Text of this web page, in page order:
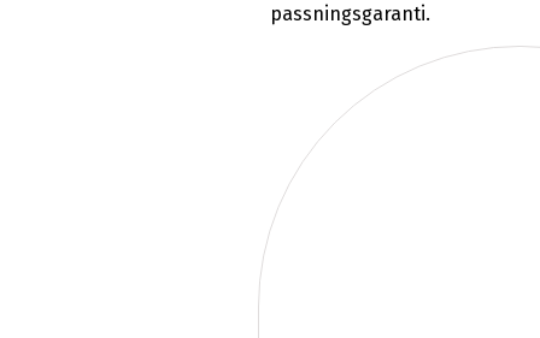
passningsgaranti.